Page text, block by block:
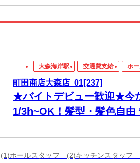
大森海岸駅 交通費支給 ホ
町田商店大森店_01[237]
★バイトデビュー歓迎★今
1/3h~OK！髪型・髪色自由
(1)ホールスタッフ (2)キッチンスタッフ